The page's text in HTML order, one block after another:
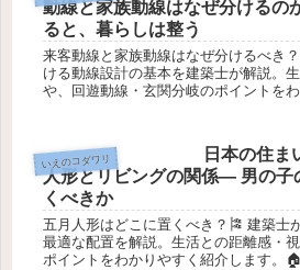
動線と家族動線はなぜ分けるの
ると、暮らしは整う
来客動線と家族動線はなぜ分けるべき
ける動線設計の基本を建築士が解説。
や、回遊動線・玄関分岐のポイントを
いえのコダワリ
日本の住ま
人形とリビングの関係― 男の子
くべきか
五月人形はどこに置くべき？🎏 建築士
最適な配置を解説。生活との距離感・
ポイントをわかりやすく紹介します。